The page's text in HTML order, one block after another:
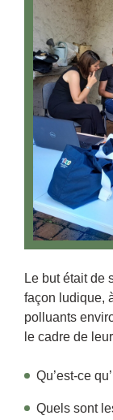
Le but était de
façon ludique,
polluants
le cadre de
Qu’est-ce
Quels sont